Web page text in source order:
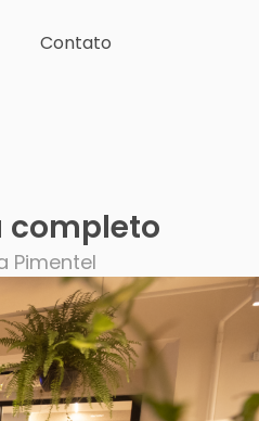
Contato
completo
Pimentel